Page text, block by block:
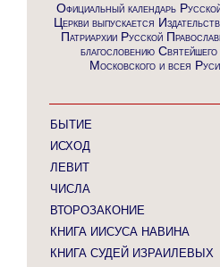
Официальный календарь
Церкви выпускается
Патриархии Русской
благословению Святейшего
Московского и всея
БЫТИЕ
ИСХОД
ЛЕВИТ
ЧИСЛА
ВТОРОЗАКОНИЕ
КНИГА ИИСУСА НАВИНА
КНИГА СУДЕЙ ИЗРАИЛЕВЫХ